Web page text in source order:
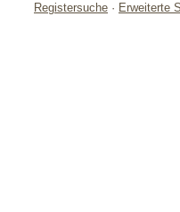
Registersuche · Erweiterte